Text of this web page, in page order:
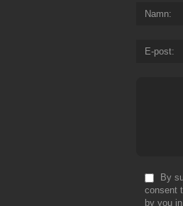
Namn
E-post
By
consent
by you